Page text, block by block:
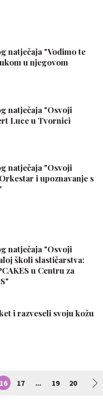
natječaja "Vodimo te
u njegovom
natječaja "Osvoji
Luce u Tvornici
natječaja "Osvoji
i upoznavanje s
natječaja "Osvoji
školi slastičarstva:
u Centru za
i razveseli svoju kožu
16 17 ... 19 20